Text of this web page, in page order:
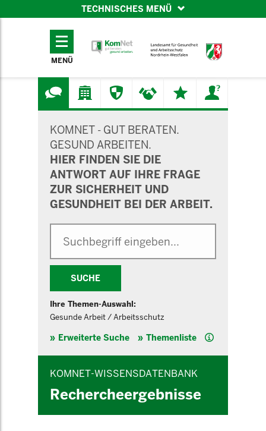
TECHNISCHES MENÜ
TECHNISCHES
MENÜ
KOMNET - GUT BERATEN.
GESUND ARBEITEN.
HIER FINDEN SIE DIE
ANTWORT AUF IHRE FRAGE
ZUR SICHERHEIT UND
GESUNDHEIT BEI DER ARBEIT.
SUCHE
Ihre Themen-Auswahl:
Gesunde Arbeit / Arbeitsschutz
Erweiterte Suche Themenliste Hilfe
KOMNET-WISSENSDATENBANK
Rechercheergebnisse